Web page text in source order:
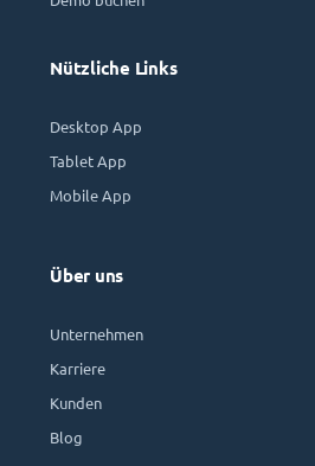
Nützliche Links
Desktop App
Tablet App
Mobile App
Über uns
Unternehmen
Karriere
Kunden
Blog